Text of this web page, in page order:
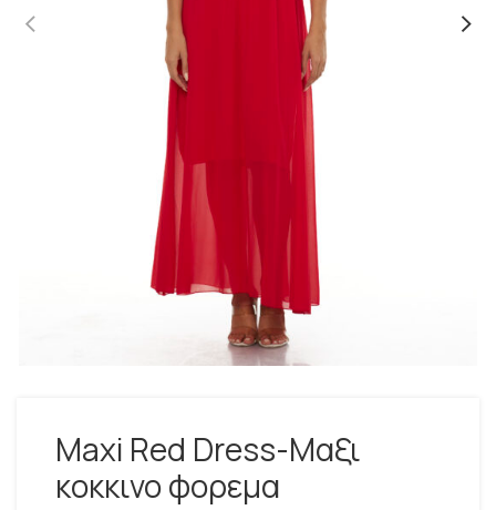
Maxi Red Dress-Μαξι
κοκκινο φορεμα